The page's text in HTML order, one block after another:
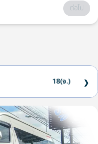
ต่อไป
18(จ.) ❯